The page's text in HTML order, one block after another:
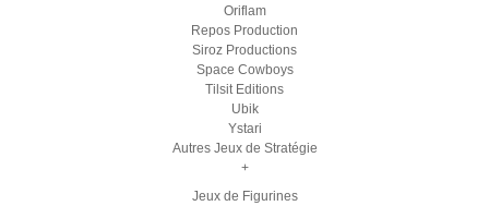
Oriflam
Repos Production
Siroz Productions
Space Cowboys
Tilsit Editions
Ubik
Ystari
Autres Jeux de Stratégie
+
Jeux de Figurines